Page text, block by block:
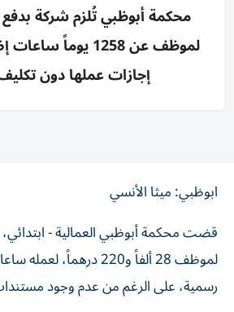
إجازات عملها دون
ابوظبي: ميثا الأنسي
قضت محكمة أبوظبي العمالية - ابتدائي،
لموظف 28 ألفاً و220
رسمية، على الرغم من عدم وجود